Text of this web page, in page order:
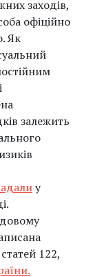
заходів,
офіційно
Як
залежить
у
122,